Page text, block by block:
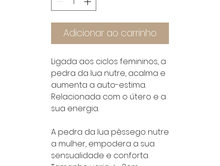
Adicionar ao carrinho
Ligada aos ciclos femininos, a
pedra da lua nutre, acalma e
aumenta a auto-estima.
Relacionada com o útero e a
sua energia.
A pedra da lua pêssego nutre
a mulher, empodera a sua
sensualidade e conforta.